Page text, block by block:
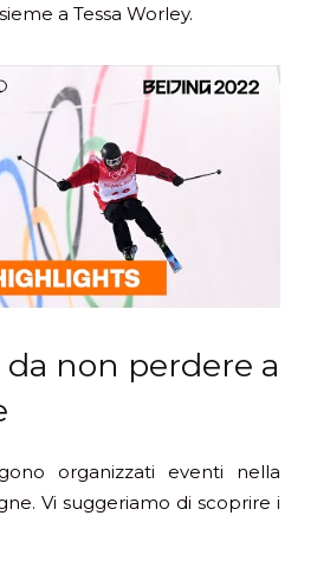
a Tessa Worley.
non perdere a
organizzati eventi nella
Vi suggeriamo di scoprire i